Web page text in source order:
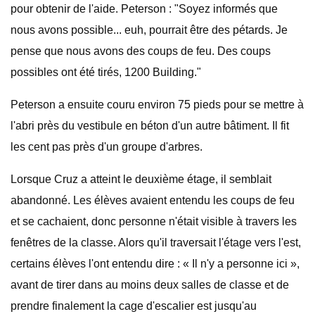
pour obtenir de l'aide. Peterson : "Soyez informés que
nous avons possible... euh, pourrait être des pétards. Je
pense que nous avons des coups de feu. Des coups
possibles ont été tirés, 1200 Building."
Peterson a ensuite couru environ 75 pieds pour se mettre à
l'abri près du vestibule en béton d'un autre bâtiment. Il fit
les cent pas près d'un groupe d'arbres.
Lorsque Cruz a atteint le deuxième étage, il semblait
abandonné. Les élèves avaient entendu les coups de feu
et se cachaient, donc personne n'était visible à travers les
fenêtres de la classe. Alors qu'il traversait l'étage vers l'est,
certains élèves l'ont entendu dire : « Il n'y a personne ici »,
avant de tirer dans au moins deux salles de classe et de
prendre finalement la cage d'escalier est jusqu'au